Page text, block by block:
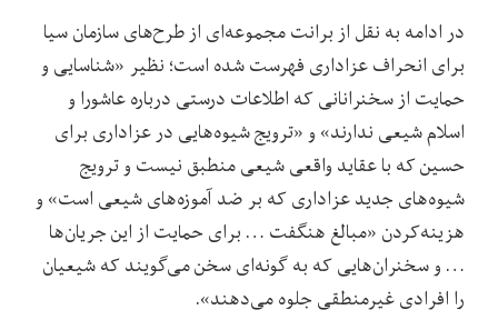
در ادامه به نقل از برانت مجموعه‌ای از طرح‌های سازمان سیا
برای انحراف عزاداری فهرست شده است؛ نظیر «شناسایی و
حمایت از سخنرانانی که اطلاعات درستی درباره عاشورا و
اسلام شیعی ندارند» و «ترویج شیوه‌هایی در عزاداری برای
حسین که با عقاید واقعی شیعی منطبق نیست و ترویج
شیوه‌های جدید عزاداری که بر ضد آموزه‌های شیعی است» و
هزینه‌کردن «مبالغ هنگفت … برای حمایت از این جریان‌ها
… و سخنران‌هایی که به گونه‌ای سخن می‌گویند که شیعیان
را افرادی غیرمنطقی جلوه می‌دهند».